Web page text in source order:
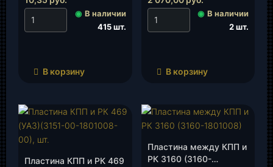
◉ В наличии
415 шт.
В корзину
◉ В наличии
2 шт.
В корзину
Пластина КПП и РК 469
Пластина между КПП и
РК 3160 (3160-